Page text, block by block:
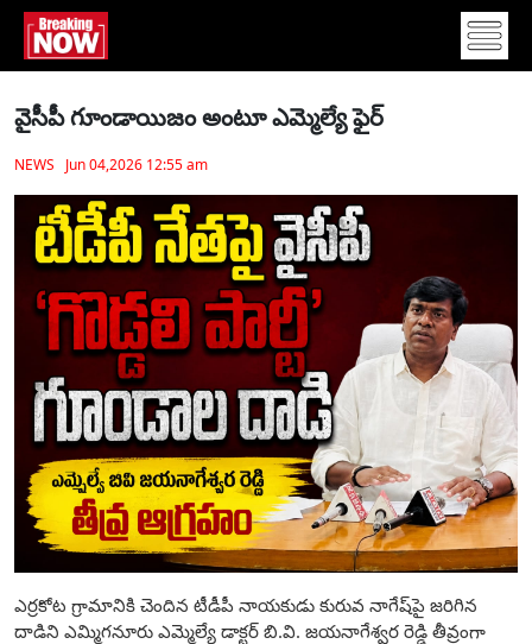
వైసీపీ గూండాయిజం అంటూ ఎమ్మెల్యే ఫైర్
NEWS Jun 04,2026 12:55 am
ఎర్రకోట గ్రామానికి చెందిన టీడీపీ నాయకుడు కురువ నాగేష్‌పై జరిగిన
దాడిని ఎమ్మిగనూరు ఎమ్మెల్యే డాక్టర్ బి.వి. జయనాగేశ్వర రెడ్డి తీవ్రంగా